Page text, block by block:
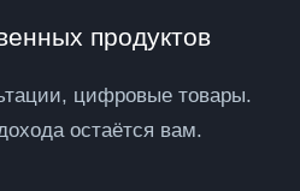
продуктов
цифровые товары.
остаётся вам.